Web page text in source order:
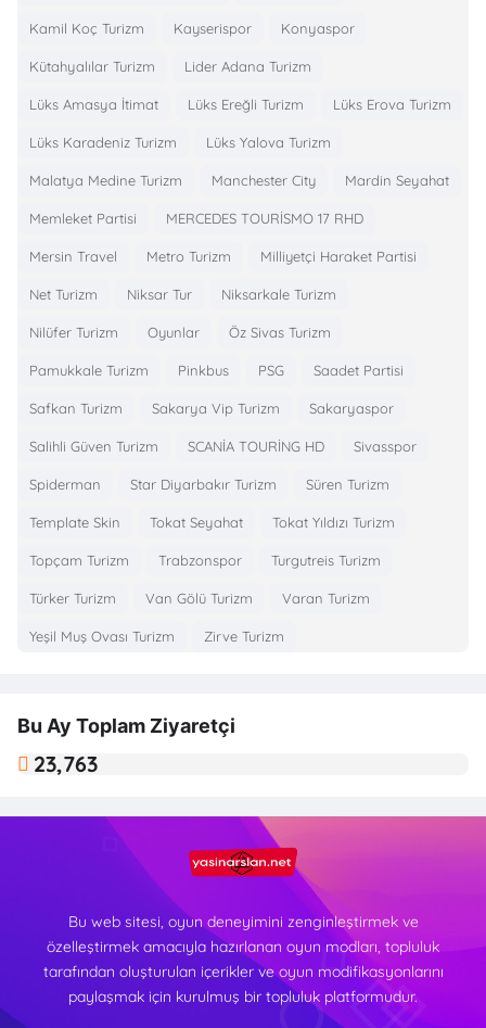
Kamil Koç Turizm Kayserispor Konyaspor
Kütahyalılar Turizm Lider Adana Turizm
Lüks Amasya İtimat Lüks Ereğli Turizm Lüks Erova Turizm
Lüks Karadeniz Turizm Lüks Yalova Turizm
Malatya Medine Turizm Manchester City Mardin Seyahat
Memleket Partisi MERCEDES TOURİSMO 17 RHD
Mersin Travel Metro Turizm Milliyetçi Haraket Partisi
Net Turizm Niksar Tur Niksarkale Turizm
Nilüfer Turizm Oyunlar Öz Sivas Turizm
Pamukkale Turizm Pinkbus PSG Saadet Partisi
Safkan Turizm Sakarya Vip Turizm Sakaryaspor
Salihli Güven Turizm SCANİA TOURİNG HD Sivasspor
Spiderman Star Diyarbakır Turizm Süren Turizm
Template Skin Tokat Seyahat Tokat Yıldızı Turizm
Topçam Turizm Trabzonspor Turgutreis Turizm
Türker Turizm Van Gölü Turizm Varan Turizm
Yeşil Muş Ovası Turizm Zirve Turizm
Bu Ay Toplam Ziyaretçi
23,763
Bu web sitesi, oyun deneyimini zenginleştirmek ve
özelleştirmek amacıyla hazırlanan oyun modları, topluluk
tarafından oluşturulan içerikler ve oyun modifikasyonlarını
paylaşmak için kurulmuş bir topluluk platformudur.